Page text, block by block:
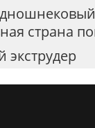
страна
экструдер